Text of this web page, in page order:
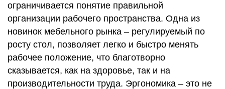
ограничивается понятие правильной
организации рабочего пространства. Одна из
новинок мебельного рынка – регулируемый по
росту стол, позволяет легко и быстро менять
рабочее положение, что благотворно
сказывается, как на здоровье, так и на
производительности труда. Эргономика – это не